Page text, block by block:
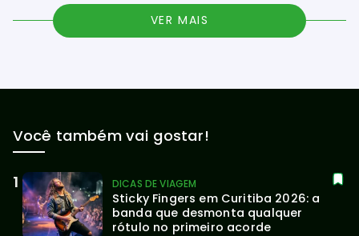
VER MAIS
Você também vai gostar!
DICAS DE VIAGEM
Sticky Fingers em Curitiba 2026: a
banda que desmonta qualquer
rótulo no primeiro acorde